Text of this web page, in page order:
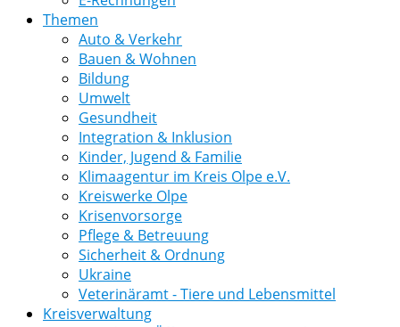
Themen
Auto & Verkehr
Bauen & Wohnen
Bildung
Umwelt
Gesundheit
Integration & Inklusion
Kinder, Jugend & Familie
Klimaagentur im Kreis Olpe e.V.
Kreiswerke Olpe
Krisenvorsorge
Pflege & Betreuung
Sicherheit & Ordnung
Ukraine
Veterinäramt - Tiere und Lebensmittel
Kreisverwaltung